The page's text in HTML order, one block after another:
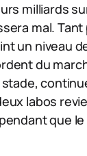
milliards
mal. Tant
un niveau
du
labos
que